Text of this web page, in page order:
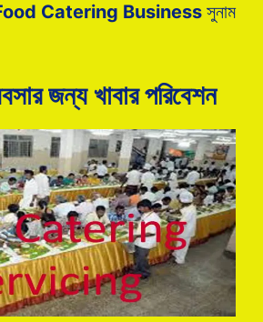
Catering Business সুনাম
জন্য খাবার পরিবেশন